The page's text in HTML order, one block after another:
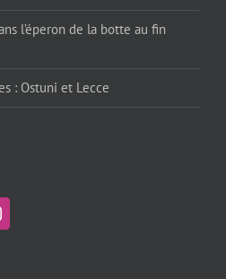
l’éperon de la botte au fin
: Ostuni et Lecce